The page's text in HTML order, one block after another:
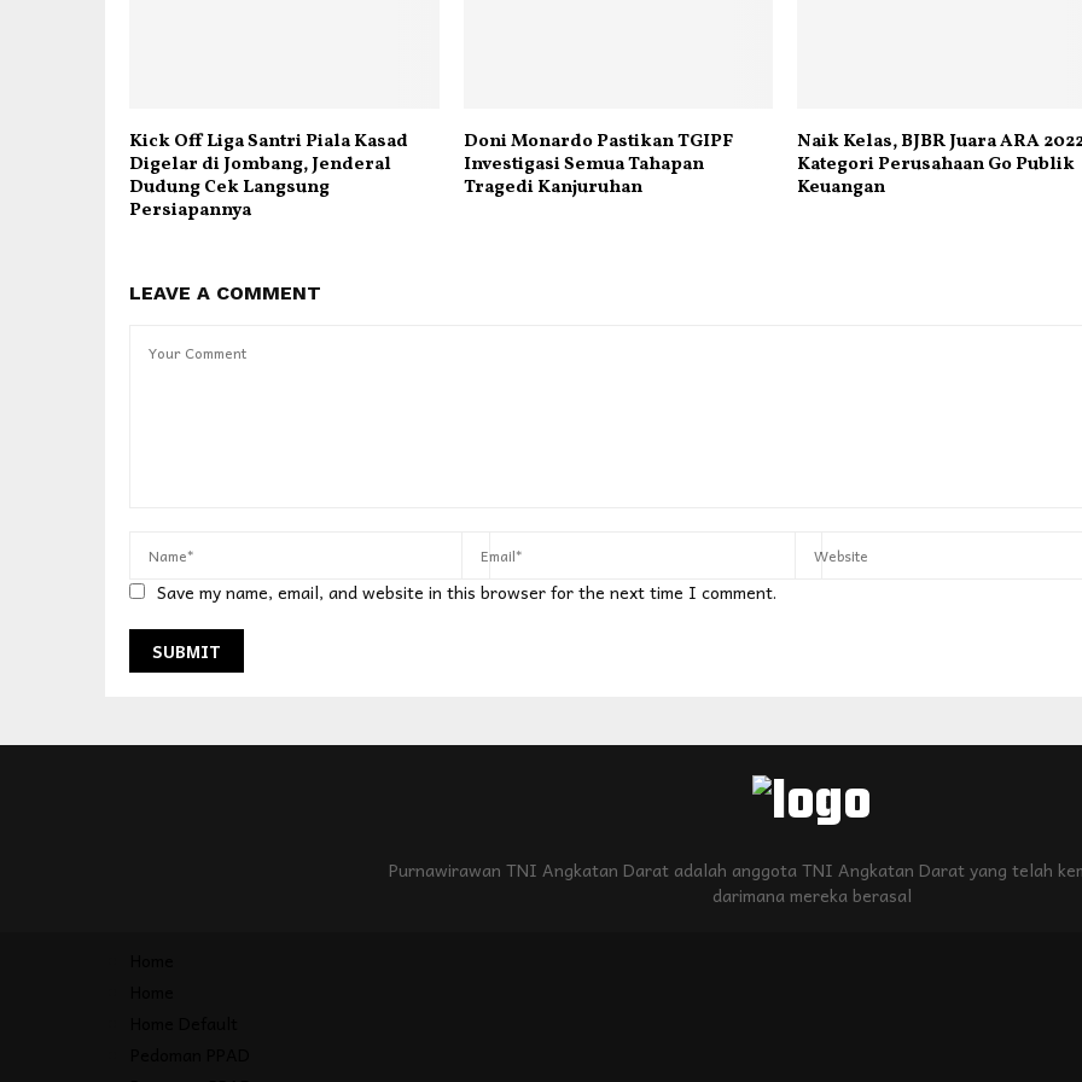
Kick Off Liga Santri Piala Kasad
Digelar di Jombang, Jenderal
Dudung Cek Langsung
Persiapannya
Doni Monardo Pastikan TGIPF
Investigasi Semua Tahapan
Tragedi Kanjuruhan
Naik Kelas, BJBR Juara ARA
Kategori Perusahaan Go Publik
Keuangan
LEAVE A COMMENT
Save my name, email, and website in this browser for the next time I comment.
Purnawirawan TNI Angkatan Darat adalah anggota TNI Angkatan Darat yang telah
darimana mereka berasal